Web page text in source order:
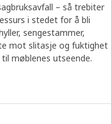
– så trebiter
i stedet for å bli
sengestammer,
mot slitasje og fuktighet
møblenes utseende.